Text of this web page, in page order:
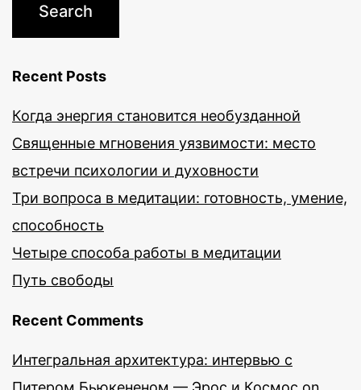
Recent Posts
Когда энергия становится необузданной
Священные мгновения уязвимости: место
встречи психологии и духовности
Три вопроса в медитации: готовность, умение,
способность
Четыре способа работы в медитации
Путь свободы
Recent Comments
Интегральная архитектура: интервью с